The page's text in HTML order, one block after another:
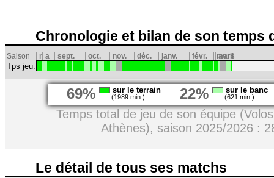
Chronologie et bilan de son temps
Saison n a sept. oct. nov. déc. janv. févr. mars
avril
Tps jeu:
69% sur le terrain
(1989 min.) 22% sur le banc
(621 min.)
Temps total de jeu de son équipe
Athènes), saison 2025/2026 :
Le détail de tous ses matchs